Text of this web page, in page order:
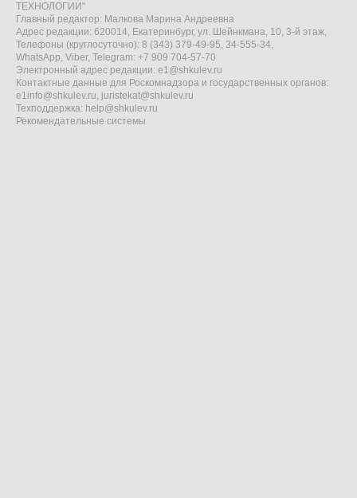
ТЕХНОЛОГИИ"
Главный редактор: Малкова Марина Андреевна
Адрес редакции: 620014, Екатеринбург, ул. Шейнкмана, 10, 3-й этаж,
Телефоны (круглосуточно): 8 (343) 379-49-95, 34-555-34,
WhatsApp, Viber, Telegram: +7 909 704-57-70
Электронный адрес редакции: e1@shkulev.ru
Контактные данные для Роскомнадзора и государственных органов:
e1info@shkulev.ru, juristekat@shkulev.ru
Техподдержка: help@shkulev.ru
Рекомендательные системы